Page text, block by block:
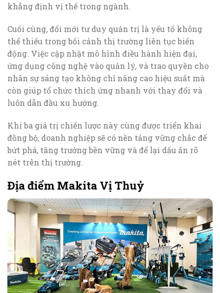
khẳng định vị thế trong ngành.
Cuối cùng, đổi mới tư duy quản trị là yếu tố không
thể thiếu trong bối cảnh thị trường liên tục biến
động. Việc cập nhật mô hình điều hành hiện đại,
ứng dụng công nghệ vào quản lý, và trao quyền cho
nhân sự sáng tạo không chỉ nâng cao hiệu suất mà
còn giúp tổ chức thích ứng nhanh với thay đổi và
luôn dẫn đầu xu hướng.
Khi ba giá trị chiến lược này cùng được triển khai
đồng bộ, doanh nghiệp sẽ có nền tảng vững chắc để
bứt phá, tăng trưởng bền vững và để lại dấu ấn rõ
nét trên thị trường.
Địa điểm Makita Vị Thuỷ